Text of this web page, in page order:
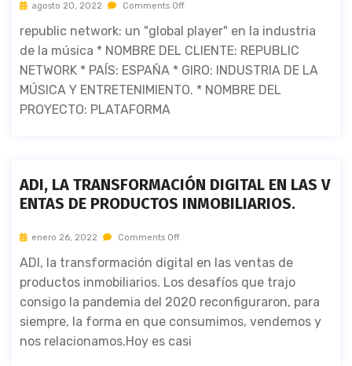
agosto 20, 2022 Comments Off
republic network: un "global player" en la industria
de la música * NOMBRE DEL CLIENTE: REPUBLIC
NETWORK * PAÍS: ESPAÑA * GIRO: INDUSTRIA DE LA
MÚSICA Y ENTRETENIMIENTO. * NOMBRE DEL
PROYECTO: PLATAFORMA
ADI, LA TRANSFORMACIÓN DIGITAL EN LAS V
ENTAS DE PRODUCTOS INMOBILIARIOS.
enero 26, 2022 Comments Off
ADI, la transformación digital en las ventas de
productos inmobiliarios. Los desafíos que trajo
consigo la pandemia del 2020 reconfiguraron, para
siempre, la forma en que consumimos, vendemos y
nos relacionamos.Hoy es casi